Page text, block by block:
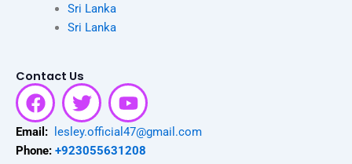
Sri Lanka
Sri Lanka
Contact Us
F
a
c
e
T
w
i
t
Y
o
u
t
Email:
lesley.official47@gmail.com
Phone: +923055631208